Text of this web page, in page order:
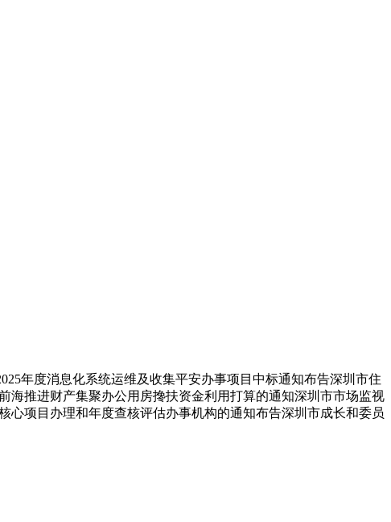
年度消息化系统运维及收集平安办事项目中标通知布告深圳市住
海推进财产集聚办公用房搀扶资金利用打算的通知深圳市市场监视
心项目办理和年度查核评估办事机构的通知布告深圳市成长和委员